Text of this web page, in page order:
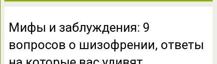
Мифы и заблуждения: 9
вопросов о шизофрении, ответы